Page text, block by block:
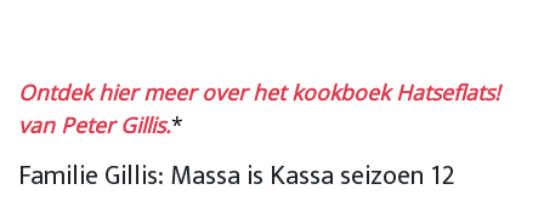
Ontdek hier meer over het kookboek Hatseflats!
van Peter Gillis.*
Familie Gillis: Massa is Kassa seizoen 12